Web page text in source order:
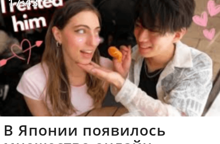
В Японии появилось